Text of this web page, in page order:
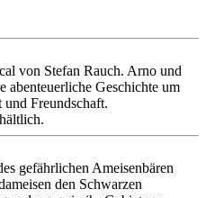
von Stefan Rauch. Arno und
abenteuerliche Geschichte um
Freundschaft.
gefährlichen Ameisenbären
den Schwarzen